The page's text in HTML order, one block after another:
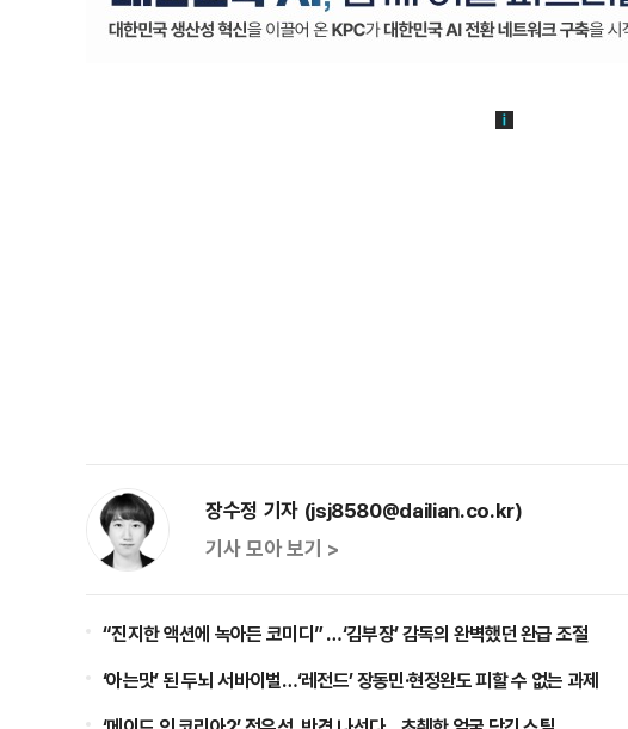
장수정 기자 (jsj8580@dailian.co.kr)
기사 모아 보기 >
“진지한 액션에 녹아든 코미디” …‘김부장’ 감독의 완벽했던 완급 조절
‘아는맛’ 된 두뇌 서바이벌…‘레전드’ 장동민·현정완도 피할 수 없는 과제